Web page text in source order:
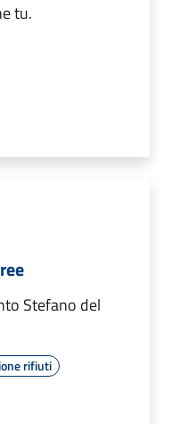
tu.
Stefano del
rifiuti